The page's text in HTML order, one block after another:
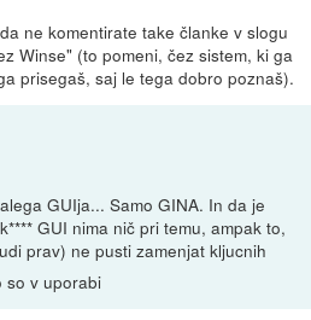
ne komentirate take članke v slogu
Winse" (to pomeni, čez sistem, ki ga
prisegaš, saj le tega dobro poznaš).
GUIja... Samo GINA. In da je
GUI nima nič pri temu, ampak to,
prav) ne pusti zamenjat kljucnih
so v uporabi